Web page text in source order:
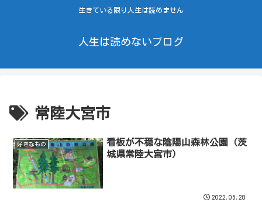
生きている限り人生は読めません
人生は読めないブログ
常陸大宮市
好きなもの
看板が不穏な陰陽山森林公園（茨
城県常陸大宮市）
2022.05.28